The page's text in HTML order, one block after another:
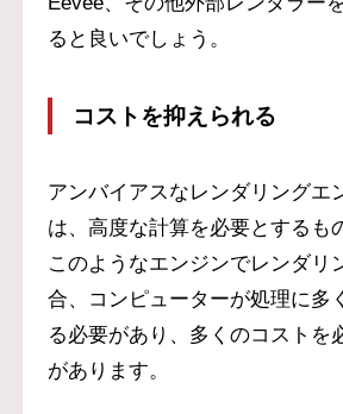
ると良いでしょう。
コストを抑えられる
アンバイアスなレンダリングエ
は、高度な計算を必要とするも
このようなエンジンでレンダリ
合、コンピューターが処理に多
る必要があり、多くのコストを
があります。